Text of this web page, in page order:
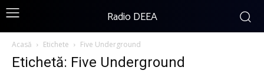
Radio DEEA
Acasă Etichete Five Underground
Etichetă: Five Underground